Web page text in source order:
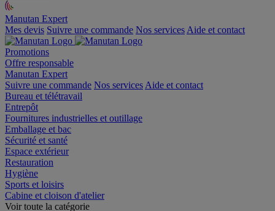
Manutan Expert
offre reconditionnée
Mes devis Suivre une commande Nos services
Promotions
Offre responsable
Manutan Expert
Suivre une commande
Bureau et télétravail
Entrepôt
Fournitures industrielles et outillage
Emballage et bac
Sécurité et santé
Espace extérieur
Restauration
Hygiène
Sports et loisirs
Cabine et cloison d'atelier